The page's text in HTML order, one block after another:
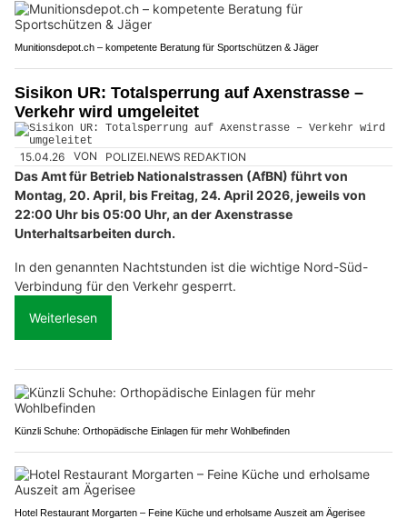
Munitionsdepot.ch – kompetente Beratung für Sportschützen & Jäger
Sisikon UR: Totalsperrung auf Axenstrasse –
Verkehr wird umgeleitet
15.04.26 VON POLIZEI.NEWS REDAKTION
Das Amt für Betrieb Nationalstrassen (AfBN) führt von
Montag, 20. April, bis Freitag, 24. April 2026, jeweils von
22:00 Uhr bis 05:00 Uhr, an der Axenstrasse
Unterhaltsarbeiten durch.
In den genannten Nachtstunden ist die wichtige Nord-Süd-
Verbindung für den Verkehr gesperrt.
Weiterlesen
Künzli Schuhe: Orthopädische Einlagen für mehr Wohlbefinden
Hotel Restaurant Morgarten – Feine Küche und erholsame Auszeit am Ägerisee